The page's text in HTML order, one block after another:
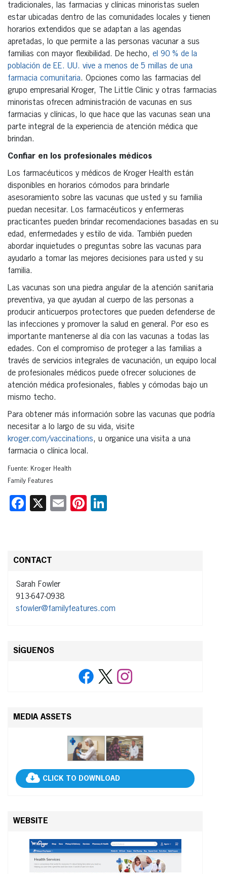
tradicionales, las farmacias y clínicas minoristas suelen
estar ubicadas dentro de las comunidades locales y tienen
horarios extendidos que se adaptan a las agendas
apretadas, lo que permite a las personas vacunar a sus
familias con mayor flexibilidad. De hecho, el 90 % de la
población de EE. UU. vive a menos de 5 millas de una
farmacia comunitaria. Opciones como las farmacias del
grupo empresarial Kroger, The Little Clinic y otras farmacias
minoristas ofrecen administración de vacunas en sus
farmacias y clínicas, lo que hace que las vacunas sean una
parte integral de la experiencia de atención médica que
brindan.
Confiar en los profesionales médicos
Los farmacéuticos y médicos de Kroger Health están
disponibles en horarios cómodos para brindarle
asesoramiento sobre las vacunas que usted y su familia
puedan necesitar. Los farmacéuticos y enfermeras
practicantes pueden brindar recomendaciones basadas en su
edad, enfermedades y estilo de vida. También pueden
abordar inquietudes o preguntas sobre las vacunas para
ayudarlo a tomar las mejores decisiones para usted y su
familia.
Las vacunas son una piedra angular de la atención sanitaria
preventiva, ya que ayudan al cuerpo de las personas a
producir anticuerpos protectores que pueden defenderse de
las infecciones y promover la salud en general. Por eso es
importante mantenerse al día con las vacunas a todas las
edades. Con el compromiso de proteger a las familias a
través de servicios integrales de vacunación, un equipo local
de profesionales médicos puede ofrecer soluciones de
atención médica profesionales, fiables y cómodas bajo un
mismo techo.
Para obtener más información sobre las vacunas que podría
necesitar a lo largo de su vida, visite
kroger.com/vaccinations, u organice una visita a una
farmacia o clínica local.
Fuente: Kroger Health
Family Features
Facebook
X EmailPinterest
CONTACT
Sarah Fowler
913-647-0938
sfowler@familyfeatures.com
SÍGUENOS
MEDIA ASSETS
CLICK TO DOWNLOAD
WEBSITE